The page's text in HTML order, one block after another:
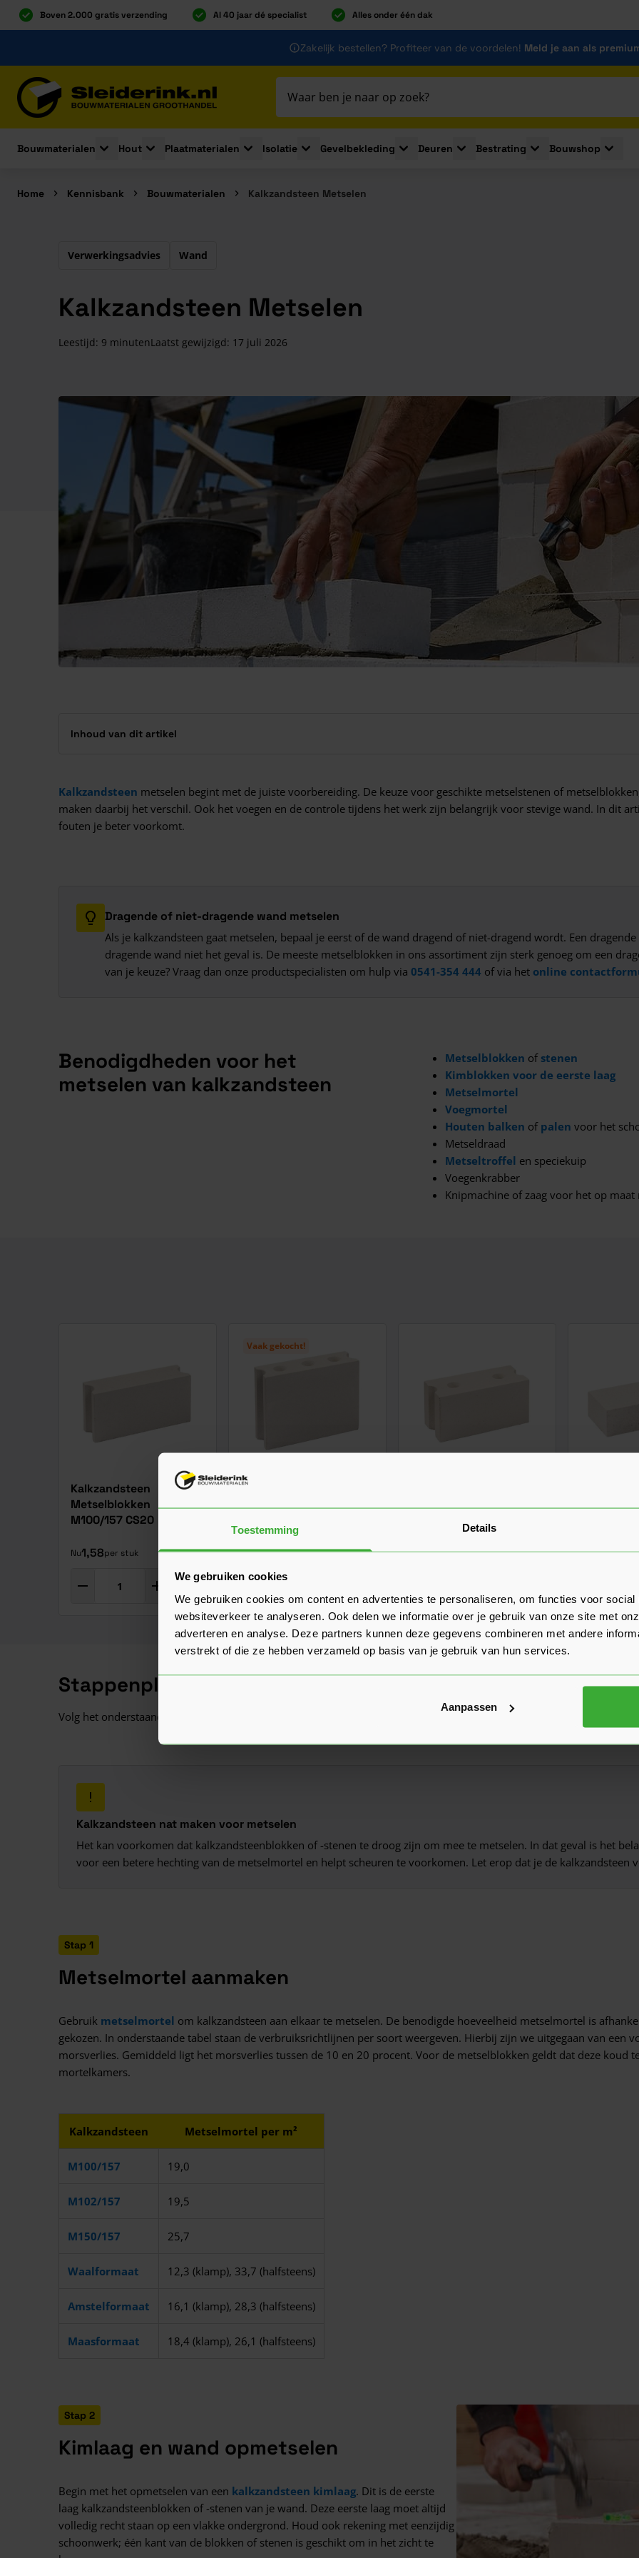
Toestemming Details
We gebruiken cookies
We gebruiken cookies om content en advertenties te personaliseren, om functies voor social
websiteverkeer te analyseren. Ook delen we informatie over je gebruik van onze site met
adverteren en analyse. Deze partners kunnen deze gegevens combineren met andere
verstrekt of die ze hebben verzameld op basis van je gebruik van hun services.
Aanpassen
Boven 2.000 gratis verzending Al 40 jaar dé specialist Alles onder één dak
Zakelijk bestellen? Profiteer van de voordelen! Meld je aan als
Bouwmaterialen
Toggle submenu for Bouwmaterialen
Hout
Toggle submenu for Hout
Plaatmaterialen
Toggle submenu for Plaatmaterialen
Isolatie
Toggle submenu for Isolatie
Gevelbekleding
Toggle submenu for Gevelbekleding
Deuren
Toggle submenu for Deuren
Bestrating
Toggle submenu for
Bouwshop
Home Kennisbank Bouwmaterialen Kalkzandsteen Metselen
Verwerkingsadvies Wand
Kalkzandsteen Metselen
Leestijd: 9 minutenLaatst gewijzigd: 17 juli 2026
Inhoud van dit artikel
Kalkzandsteen metselen begint met de juiste voorbereiding. De keuze voor geschikte metselstenen of
maken daarbij het verschil. Ook het voegen en de controle tijdens het werk zijn belangrijk voor stevige wand. In dit
fouten je beter voorkomt.
Dragende of niet-dragende wand metselen
Als je kalkzandsteen gaat metselen, bepaal je eerst of de wand dragend of niet-dragend wordt. Een
dragende wand niet het geval is. De meeste metselblokken in ons assortiment zijn sterk genoeg om een
van je keuze? Vraag dan onze productspecialisten om hulp via 0541-354 444 of via het online
Benodigdheden voor het
metselen van kalkzandsteen
Metselblokken ofstenen
Kimblokken voor de eerste laag
Metselmortel
Voegmortel
Houten balken of palen voor het
Metseldraad
Metseltroffel en speciekuip
Voegenkrabber
Knipmachine of zaag voor het op maat
Kalkzandsteen
Metselblokken
M100/157 CS20
Nu1,58per stuk
In mijn winkelwagen
Vaak gekocht!
Kalkzandsteen B30
Metselblokken
Vanaf1,60per stuk
In mijn winkelwagen
Metselblokken
Nu2,25per stuk
In mijn winkelwagen
Vanaf0,43
Stappenplan kalkzandsteen metselen
Volg het onderstaande stappenplan voor het maken van kalkzandsteen metselwerk.
Kalkzandsteen nat maken voor metselen
Het kan voorkomen dat kalkzandsteenblokken of -stenen te droog zijn om mee te metselen. In dat geval is het
voor een betere hechting van de metselmortel en helpt scheuren te voorkomen. Let erop dat je de kalkzandsteen
Stap 1
Metselmortel aanmaken
Gebruik metselmortel om kalkzandsteen aan elkaar te metselen. De benodigde hoeveelheid metselmortel is
gekozen. In onderstaande tabel staan de verbruiksrichtlijnen per soort weergeven. Hierbij zijn we uitgegaan van een
morsverlies. Gemiddeld ligt het morsverlies tussen de 10 en 20 procent. Voor de metselblokken geldt dat deze koud
mortelkamers.
Kalkzandsteen Metselmortel per m²
M100/157 19,0
M102/157 19,5
M150/157 25,7
Waalformaat 12,3 (klamp), 33,7 (halfsteens)
Amstelformaat 16,1 (klamp), 28,3 (halfsteens)
Maasformaat 18,4 (klamp), 26,1 (halfsteens)
Stap 2
Kimlaag en wand opmetselen
Begin met het opmetselen van een kalkzandsteen kimlaag. Dit is de eerste
laag kalkzandsteenblokken of -stenen van je wand. Deze eerste laag moet altijd
volledig recht staan op een vlakke ondergrond. Houd ook rekening met eenzijdig
schoonwerk; één kant van de blokken of stenen is geschikt om in het zicht te